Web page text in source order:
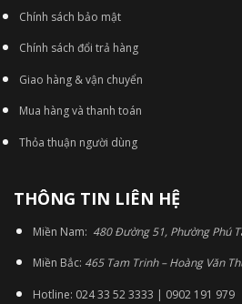
Chính sách bảo mật
Chính sách đổi trả hàng
Giao hàng & vận chuyển
Mua hàng và thanh toán
Thỏa thuận người dùng
THÔNG TIN LIÊN HỆ
Miền Nam: 480 Đường 51, Phường Phú
Miền Bắc: 465 Tam Trinh – Hoàng Văn
Hotline: 024 33 52 3333 | 0902 191 979